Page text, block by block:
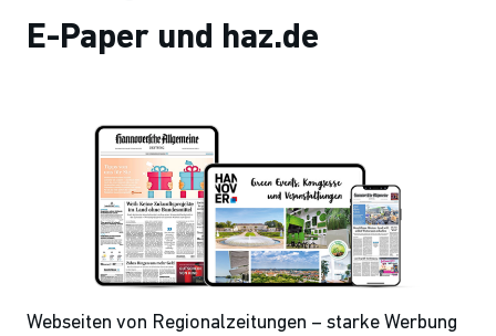
E-Paper und haz.de
Webseiten von Regionalzeitungen – starke Werbung